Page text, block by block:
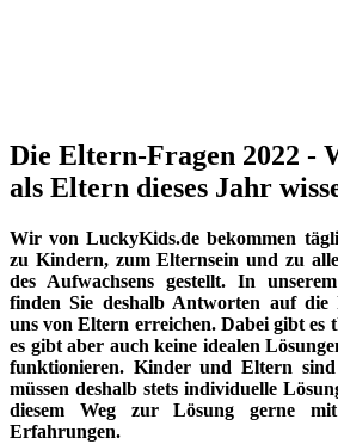
Die Eltern-Fragen 2022 -
als Eltern dieses Jahr
Wir von LuckyKids.de bekommen
zu Kindern, zum Elternsein und zu
des Aufwachsens gestellt. In
finden Sie deshalb Antworten auf die
uns von Eltern erreichen. Dabei gibt es
es gibt aber auch keine idealen
funktionieren. Kinder und Eltern sind
müssen deshalb stets individuelle
diesem Weg zur Lösung gerne
Erfahrungen.